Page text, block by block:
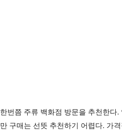
한번쯤 주류 백화점 방문을 추천한다
만 구매는 선뜻 추천하기 어렵다. 가